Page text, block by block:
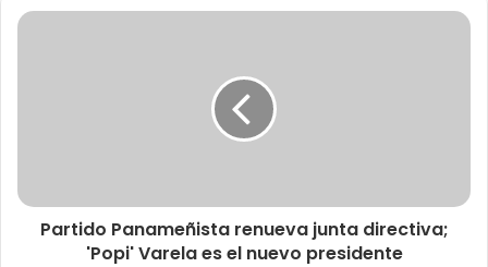
Partido Panameñista renueva junta directiva;
'Popi' Varela es el nuevo presidente